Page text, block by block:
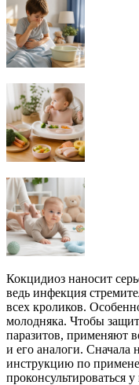
Кокцидиоз наносит
ведь инфекция
всех кроликов.
молодняка. Чтобы
паразитов, применяют
и его аналоги. Сначала
инструкцию по
проконсультироваться